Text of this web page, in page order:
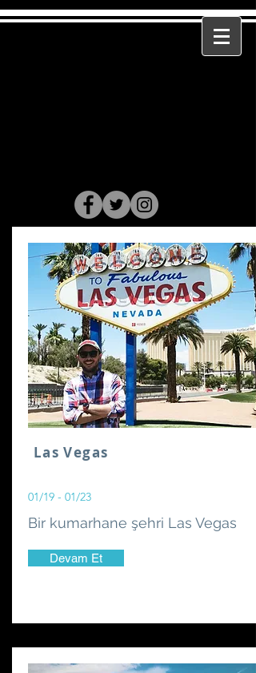
Las Vegas
01/19 - 01/23
Bir kumarhane şehri Las Vegas
Devam Et